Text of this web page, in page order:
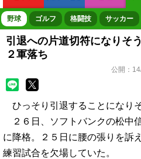
ボートレース 競輪 オートレース
野球 ゴルフ 格闘技 サッカー
引退への片道切符になりそ
２軍落ち
公開：
ひっそり引退することになりそ
２６日、ソフトバンクの松中
に降格。２５日に腰の張りを訴
練習試合を欠場していた。